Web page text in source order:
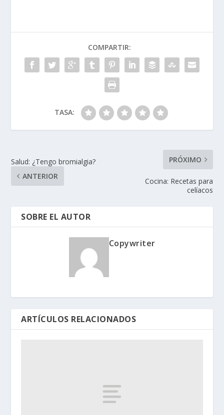
COMPARTIR:
TASA:
Salud: ¿Tengo fibromialgia?
ANTERIOR
PRÓXIMO
Cocina: Recetas para
celíacos
SOBRE EL AUTOR
Copywriter
ARTÍCULOS RELACIONADOS